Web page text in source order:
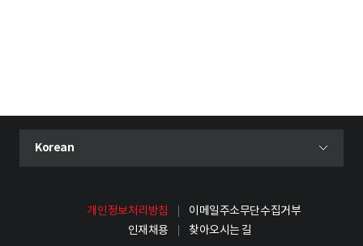
언어 선택 메뉴 열기
현재 선택된 언어
Korean
개인정보처리방침
이메일주소무단수집거부
인재채용
찾아오시는 길